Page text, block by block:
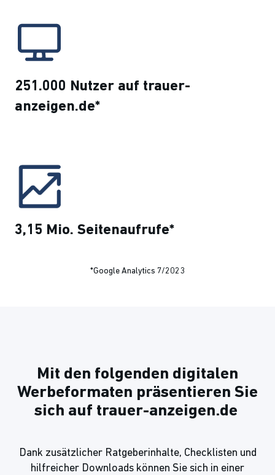
251.000 Nutzer auf trauer-
anzeigen.de*
3,15 Mio. Seitenaufrufe*
*Google Analytics 7/2023
Mit den folgenden digitalen
Werbeformaten präsentieren Sie
sich auf trauer-anzeigen.de
Dank zusätzlicher Ratgeberinhalte, Checklisten und
hilfreicher Downloads können Sie sich in einer